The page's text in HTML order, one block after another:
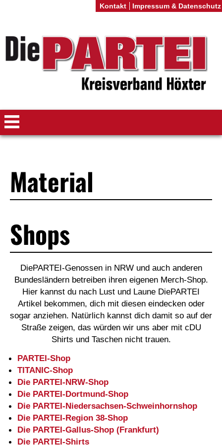
Material
Shops
DiePARTEI-Genossen in NRW und auch anderen
Bundesländern betreiben ihren eigenen Merch-Shop.
Hier kannst du nach Lust und Laune DiePARTEI
Artikel bekommen, dich mit diesen eindecken oder
sogar anziehen. Natürlich kannst dich damit so auf der
Straße zeigen, das würden wir uns aber mit cDU
Shirts und Taschen nicht trauen.
PARTEI-Shop
TITANIC-Shop
Die PARTEI-NRW-Shop
Die PARTEI-Dortmund-Shop
Die PARTEI-Niedersachsen-Schweinhornshop
Die PARTEI-Region 38-Shop
Die PARTEI-Gallus-Shop (Frankfurt)
Die PARTEI-Shirts
Kontakt Impressum & Datenschutz